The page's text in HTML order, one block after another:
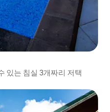
있는 침실 3개짜리 저택